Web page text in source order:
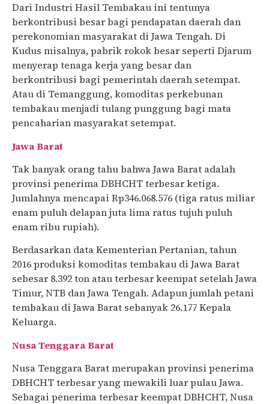
Dari Industri Hasil Tembakau ini tentunya
berkontribusi besar bagi pendapatan daerah dan
perekonomian masyarakat di Jawa Tengah. Di
Kudus misalnya, pabrik rokok besar seperti Djarum
menyerap tenaga kerja yang besar dan
berkontribusi bagi pemerintah daerah setempat.
Atau di Temanggung, komoditas perkebunan
tembakau menjadi tulang punggung bagi mata
pencaharian masyarakat setempat.
Jawa Barat
Tak banyak orang tahu bahwa Jawa Barat adalah
provinsi penerima DBHCHT terbesar ketiga.
Jumlahnya mencapai Rp346.068.576 (tiga ratus miliar
enam puluh delapan juta lima ratus tujuh puluh
enam ribu rupiah).
Berdasarkan data Kementerian Pertanian, tahun
2016 produksi komoditas tembakau di Jawa Barat
sebesar 8.392 ton atau terbesar keempat setelah Jawa
Timur, NTB dan Jawa Tengah. Adapun jumlah petani
tembakau di Jawa Barat sebanyak 26.177 Kepala
Keluarga.
Nusa Tenggara Barat
Nusa Tenggara Barat merupakan provinsi penerima
DBHCHT terbesar yang mewakili luar pulau Jawa.
Sebagai penerima terbesar keempat DBHCHT, Nusa